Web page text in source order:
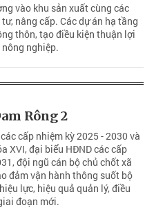
vào khu sản xuất cùng các
nâng cấp. Các dự án hạ tầng
thôn, tạo điều kiện thuận lợi
nghiệp.
Rông 2
cấp nhiệm kỳ 2025 - 2030 và
XVI, đại biểu HĐND các cấp
đội ngũ cán bộ chủ chốt xã
đảm vận hành thông suốt bộ
lực, hiệu quả quản lý, điều
đoạn mới.